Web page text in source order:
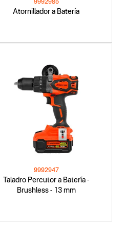
Atornillador a Batería
9992985
Taladro Percutor a Batería -
Brushless - 13 mm
9992947